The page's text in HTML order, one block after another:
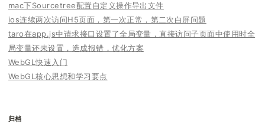
mac下Sourcetree配置自定义操作导出文件
ios连续两次访问H5页面，第一次正常，第二次白屏问题
taro在app.js中请求接口设置了全局变量，直接访问子页面中使用时全
局变量还未设置，造成报错，优化方案
WebGL快速入门
WebGL核心思想和学习要点
归档